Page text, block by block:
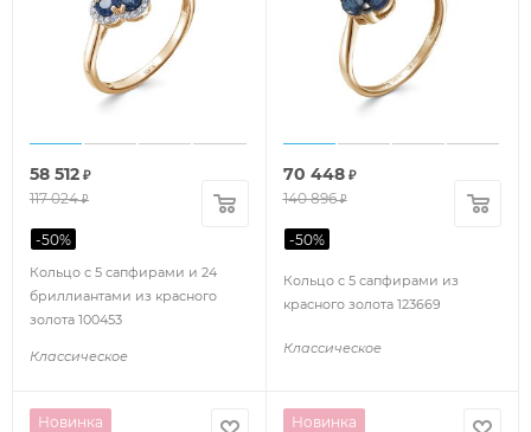
Кольцо с 5 сапфирами и 24
бриллиантами из красного
золота 100453
Классическое
58 512 ₽
117 024₽
-50%
Кольцо с 5 сапфирами из
красного золота 123669
Классическое
70 448₽
140 896₽
-50%
Новинка Новинка